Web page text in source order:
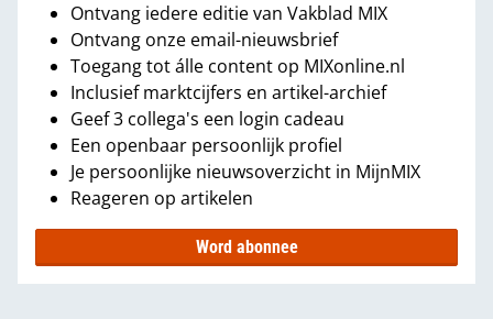
Ontvang iedere editie van Vakblad MIX
Ontvang onze email-nieuwsbrief
Toegang tot álle content op MIXonline.nl
Inclusief marktcijfers en artikel-archief
Geef 3 collega's een login cadeau
Een openbaar persoonlijk profiel
Je persoonlijke nieuwsoverzicht in MijnMIX
Reageren op artikelen
Word abonnee